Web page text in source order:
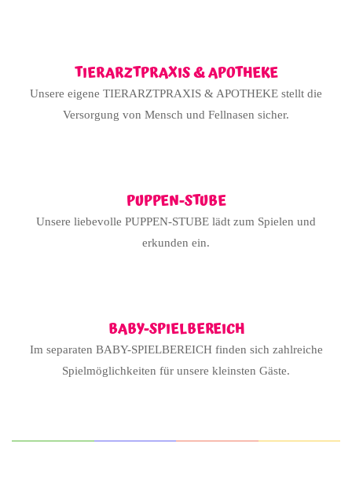
TIERARZTPRAXIS & APOTHEKE
Unsere eigene TIERARZTPRAXIS & APOTHEKE stellt die
Versorgung von Mensch und Fellnasen sicher.
PUPPEN-STUBE
Unsere liebevolle PUPPEN-STUBE lädt zum Spielen und
erkunden ein.
BABY-SPIELBEREICH
Im separaten BABY-SPIELBEREICH finden sich zahlreiche
Spielmöglichkeiten für unsere kleinsten Gäste.